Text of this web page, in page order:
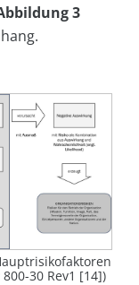
3
30 Rev1 [14])